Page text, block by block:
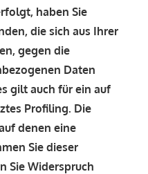
haben Sie
die sich aus Ihrer
gegen die
Daten
gilt auch für ein auf
Profiling. Die
denen eine
Sie dieser
Sie Widerspruch